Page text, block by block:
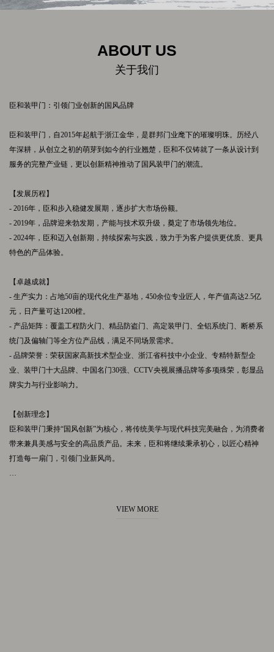
ABOUT US
关于我们
臣和装甲门：引领门业创新的国风品牌
臣和装甲门，自2015年起航于浙江金华，是群邦门业麾下的璀璨明珠。历经八
年深耕，从创立之初的萌芽到如今的行业翘楚，臣和不仅铸就了一条从设计到
服务的完整产业链，更以创新精神推动了国风装甲门的潮流。
【发展历程】
- 2016年，臣和步入稳健发展期，逐步扩大市场份额。
- 2019年，品牌迎来勃发期，产能与技术双升级，奠定了市场领先地位。
- 2024年，臣和迈入创新期，持续探索与实践，致力于为客户提供更优质、更具
特色的产品体验。
【卓越成就】
- 生产实力：占地50亩的现代化生产基地，450余位专业匠人，年产值高达2.5亿
元，日产量可达1200樘。
- 产品矩阵：覆盖工程防火门、精品防盗门、高定装甲门、全铝系统门、断桥系
统门及偏轴门等全方位产品线，满足不同场景需求。
- 品牌荣誉：荣获国家高新技术型企业、浙江省科技中小企业、专精特新型企
业、装甲门十大品牌、中国名门30强、CCTV央视展播品牌等多项殊荣，彰显品
牌实力与行业影响力。
【创新理念】
臣和装甲门秉持“国风创新”为核心，将传统美学与现代科技完美融合，为消费者
带来兼具美感与安全的高品质产品。未来，臣和将继续秉承初心，以匠心精神
打造每一扇门，引领门业新风尚。
VIEW MORE